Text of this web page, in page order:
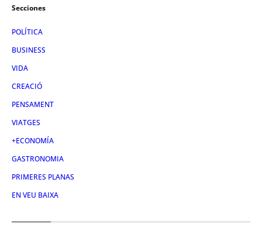
Secciones
POLÍTICA
BUSINESS
VIDA
CREACIÓ
PENSAMENT
VIATGES
+ECONOMÍA
GASTRONOMIA
PRIMERES PLANAS
EN VEU BAIXA